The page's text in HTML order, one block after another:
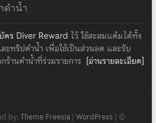
ดำน้ำ
ตร Diver Reward ไว้ ใช้สะสมแต้มได้ทั้ง
ะทริปดำน้ำ เพื่อใช้เป็นส่วนลด และรับ
ร้านดำน้ำที่ร่วมรายการ [อ่านรายละเอียด]
by: Theme Freesia| WordPress | ©